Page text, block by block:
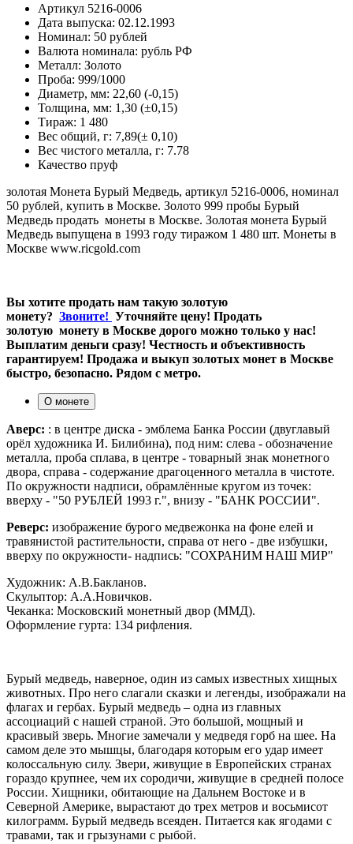
Артикул 5216-0006
Дата выпуска: 02.12.1993
Номинал: 50 рублей
Валюта номинала: рубль РФ
Металл: Золото
Проба: 999/1000
Диаметр, мм: 22,60 (-0,15)
Толщина, мм: 1,30 (±0,15)
Тираж: 1 480
Вес общий, г: 7,89(± 0,10)
Вес чистого металла, г: 7.78
Качество пруф
золотая Монета Бурый Медведь, артикул 5216-0006, номинал
50 рублей, купить в Москве. Золото 999 пробы Бурый
Медведь продать монеты в Москве. Золотая монета Бурый
Медведь выпущена в 1993 году тиражом 1 480 шт. Монеты в
Москве www.ricgold.com
Вы хотите продать нам такую золотую
монету? Звоните! Уточняйте цену! Продать
золотую монету в Москве дорого можно только у нас!
Выплатим деньги сразу! Честность и объективность
гарантируем! Продажа и выкуп золотых монет в Москве
быстро, безопасно. Рядом с метро.
О монете
Аверс: : в центре диска - эмблема Банка России (двуглавый
орёл художника И. Билибина), под ним: слева - обозначение
металла, проба сплава, в центре - товарный знак монетного
двора, справа - содержание драгоценного металла в чистоте.
По окружности надписи, обрамлённые кругом из точек:
вверху - "50 РУБЛЕЙ 1993 г.", внизу - "БАНК РОССИИ".
Реверс: изображение бурого медвежонка на фоне елей и
травянистой растительности, справа от него - две избушки,
вверху по окружности- надпись: "СОХРАНИМ НАШ МИР"
Художник: А.В.Бакланов.
Скульптор: А.А.Новичков.
Чеканка: Московский монетный двор (ММД).
Оформление гурта: 134 рифления.
Бурый медведь, наверное, один из самых известных хищных
животных. Про него слагали сказки и легенды, изображали на
флагах и гербах. Бурый медведь – одна из главных
ассоциаций с нашей страной. Это большой, мощный и
красивый зверь. Многие замечали у медведя горб на шее. На
самом деле это мышцы, благодаря которым его удар имеет
колоссальную силу. Звери, живущие в Европейских странах
гораздо крупнее, чем их сородичи, живущие в средней полосе
России. Хищники, обитающие на Дальнем Востоке и в
Северной Америке, вырастают до трех метров и восьмисот
килограмм. Бурый медведь всеяден. Питается как ягодами с
травами, так и грызунами с рыбой.